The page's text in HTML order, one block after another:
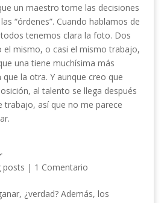
un maestro tome las decisiones
“órdenes”. Cuando hablamos de
tenemos clara la foto. Dos
el mismo, o casi el mismo trabajo,
una tiene muchísima más
que la otra. Y aunque creo que
al talento se llega después
trabajo, así que no me parece
posts | 1 Comentario
¿verdad? Además, los